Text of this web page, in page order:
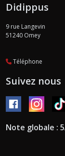
Didippus
9 rue Langevin
51240 Omey
Téléphone
Suivez nous
Note globale :